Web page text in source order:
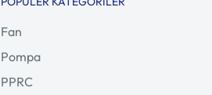
Fan
Pompa
PPRC